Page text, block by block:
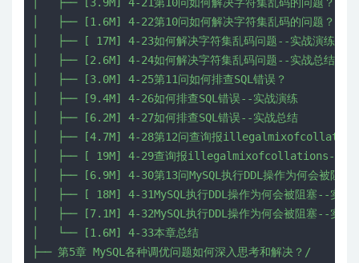
│   ├── [1.6M] 4-22第10问如何解决字符集乱码的问题？（二
│   ├── [ 17M] 4-23如何解决字符集乱码问题--实战演练
│   ├── [2.6M] 4-24如何解决字符集乱码问题--实战总结
│   ├── [3.0M] 4-25第11问如何排查SQL错误？
│   ├── [9.4M] 4-26如何排查SQL错误--实战演练
│   ├── [6.2M] 4-27如何排查SQL错误--实战总结
│   ├── [4.7M] 4-28第12问查询报illegalmixofcollations
│   ├── [ 19M] 4-29查询报illegalmixofcollations--实
│   ├── [6.9M] 4-30第13问MySQL执行DDL操作为何会被阻塞
│   ├── [ 18M] 4-31MySQL执行DDL操作为何会被阻塞--实战
│   ├── [7.1M] 4-32MySQL执行DDL操作为何会被阻塞--实战
│   └── [1.6M] 4-33本章总结
├── 第5章 MySQL各种调优问题如何深入思考和解决？/